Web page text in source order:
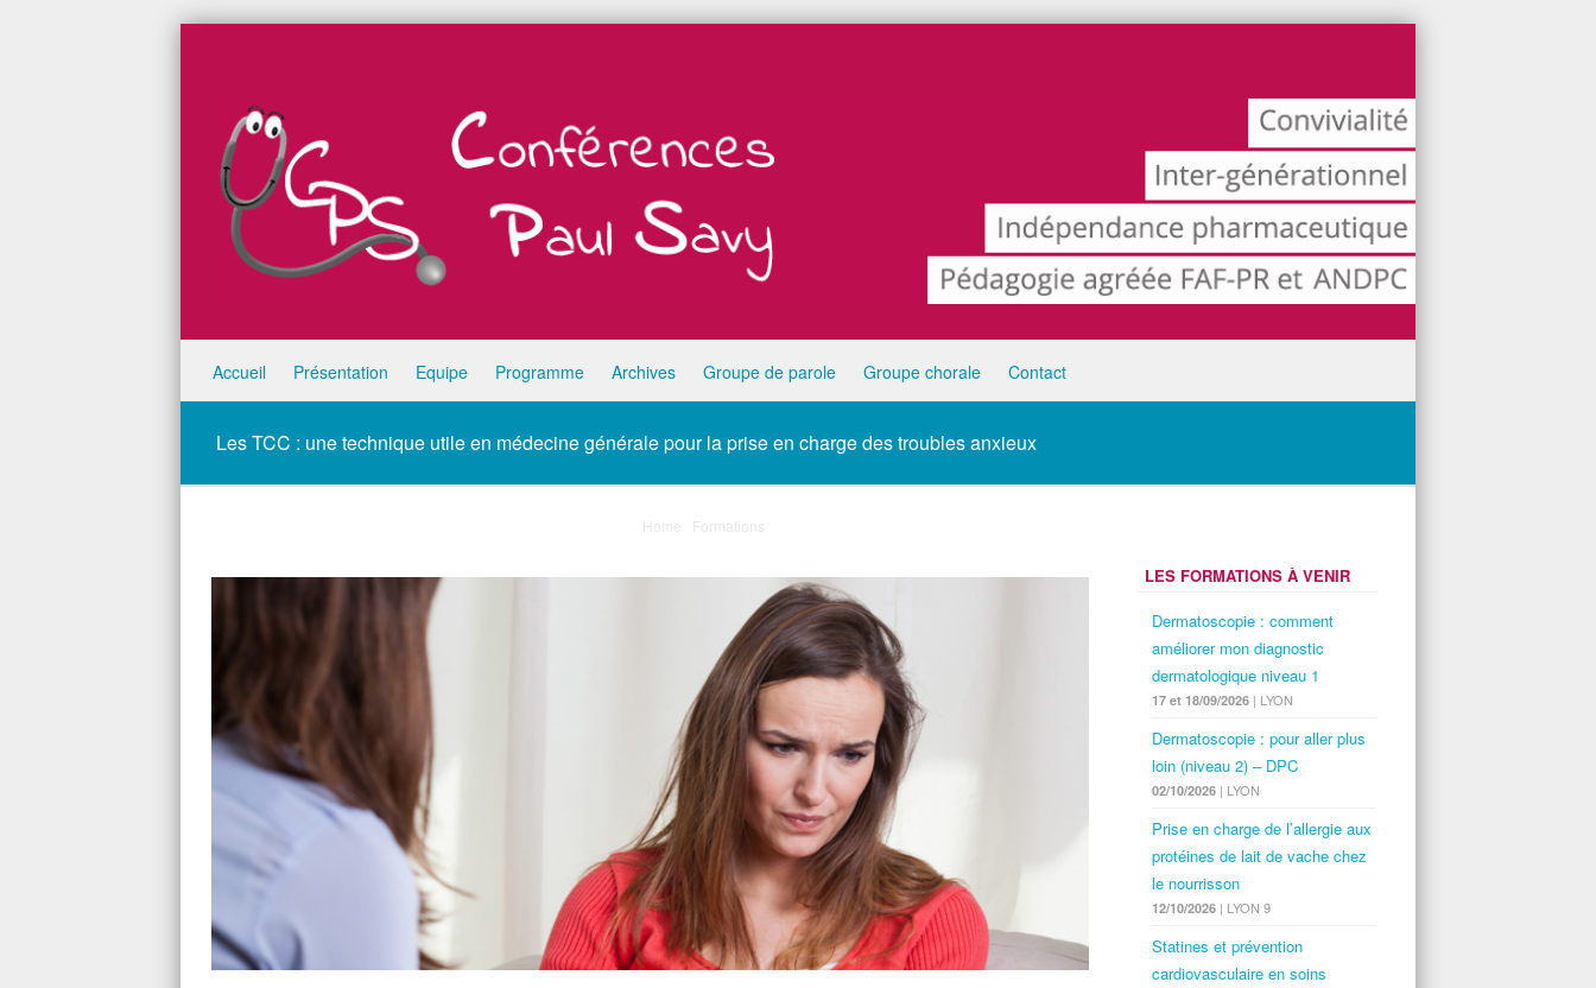
Menu
Accueil Présentation Equipe Programme Archives Groupe de parole Groupe chorale Contact
Les TCC : une technique utile en médecine générale pour la prise en charge des troubles anxieux
Home Formations
LES FORMATIONS À VENIR
Dermatoscopie : comment
améliorer mon diagnostic
dermatologique niveau 1
17 et 18/09/2026| LYON
Dermatoscopie : pour aller plus
loin (niveau 2) – DPC
02/10/2026| LYON
Prise en charge de l’allergie aux
protéines de lait de vache chez
le nourrisson
12/10/2026| LYON 9
Statines et prévention
cardiovasculaire en soins